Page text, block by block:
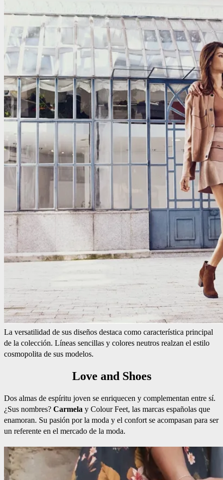
La versatilidad de sus diseños destaca como característica principal
de la colección. Líneas sencillas y colores neutros realzan el estilo
cosmopolita de sus modelos.
Love and Shoes
Dos almas de espíritu joven se enriquecen y complementan entre sí.
¿Sus nombres? Carmela y Colour Feet, las marcas españolas que
enamoran. Su pasión por la moda y el confort se acompasan para ser
un referente en el mercado de la moda.